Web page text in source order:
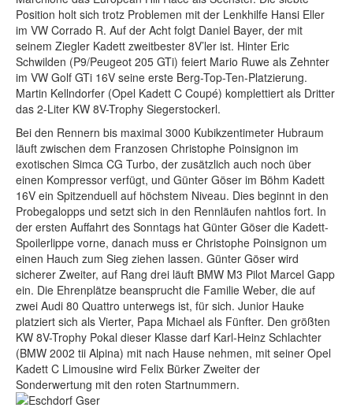
Position holt sich trotz Problemen mit der Lenkhilfe Hansi Eller
im VW Corrado R. Auf der Acht folgt Daniel Bayer, der mit
seinem Ziegler Kadett zweitbester 8V’ler ist. Hinter Eric
Schwilden (P9/Peugeot 205 GTi) feiert Mario Ruwe als Zehnter
im VW Golf GTi 16V seine erste Berg-Top-Ten-Platzierung.
Martin Kellndorfer (Opel Kadett C Coupé) komplettiert als Dritter
das 2-Liter KW 8V-Trophy Siegerstockerl.
Bei den Rennern bis maximal 3000 Kubikzentimeter Hubraum
läuft zwischen dem Franzosen Christophe Poinsignon im
exotischen Simca CG Turbo, der zusätzlich auch noch über
einen Kompressor verfügt, und Günter Göser im Böhm Kadett
16V ein Spitzenduell auf höchstem Niveau. Dies beginnt in den
Probegalopps und setzt sich in den Rennläufen nahtlos fort. In
der ersten Auffahrt des Sonntags hat Günter Göser die Kadett-
Spoilerlippe vorne, danach muss er Christophe Poinsignon um
einen Hauch zum Sieg ziehen lassen. Günter Göser wird
sicherer Zweiter, auf Rang drei läuft BMW M3 Pilot Marcel Gapp
ein. Die Ehrenplätze beansprucht die Familie Weber, die auf
zwei Audi 80 Quattro unterwegs ist, für sich. Junior Hauke
platziert sich als Vierter, Papa Michael als Fünfter. Den größten
KW 8V-Trophy Pokal dieser Klasse darf Karl-Heinz Schlachter
(BMW 2002 tii Alpina) mit nach Hause nehmen, mit seiner Opel
Kadett C Limousine wird Felix Bürker Zweiter der
Sonderwertung mit den roten Startnummern.